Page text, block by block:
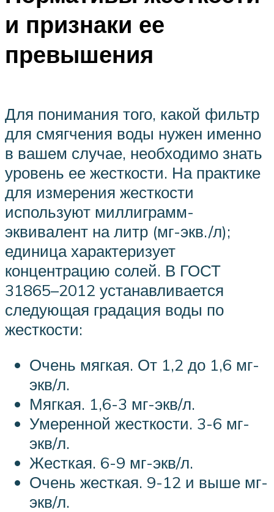
и признаки ее
превышения
Для понимания того, какой фильтр
для смягчения воды нужен именно
в вашем случае, необходимо знать
уровень ее жесткости. На практике
для измерения жесткости
используют миллиграмм-
эквивалент на литр (мг-экв./л);
единица характеризует
концентрацию солей. В ГОСТ
31865–2012 устанавливается
следующая градация воды по
жесткости:
Очень мягкая. От 1,2 до 1,6 мг-
экв/л.
Мягкая. 1,6-3 мг-экв/л.
Умеренной жесткости. 3-6 мг-
экв/л.
Жесткая. 6-9 мг-экв/л.
Очень жесткая. 9-12 и выше мг-
экв/л.